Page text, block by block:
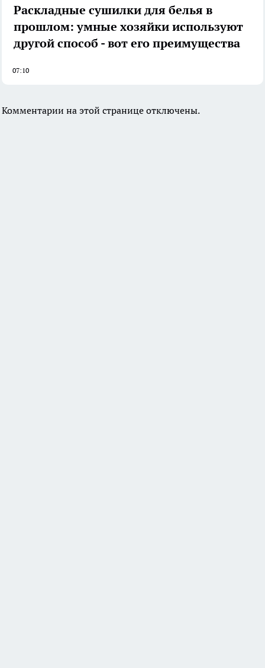
Раскладные сушилки для белья в
прошлом: умные хозяйки используют
другой способ - вот его преимущества
07:10
Комментарии на этой странице отключены.